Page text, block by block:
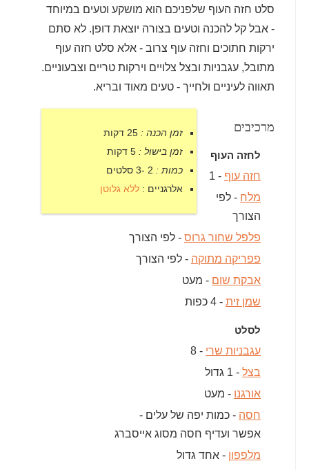
סלט חזה העוף שלפניכם הוא מושקע וטעים במיוחד
- אבל קל להכנה וטעים בצורה יוצאת דופן. לא סתם
ירקות חתוכים וחזה עוף צרוב - אלא סלט חזה עוף
מתובל, עגבניות ובצל צלויים וירקות טריים וצבעוניים.
תאווה לעיניים ולחייך - טעים מאוד ובריא.
זמן הכנה : 25 דקות
זמן בישול : 5 דקות
כמות : 2 -3 סלטים
אלרגניים : ללא גלוטן
מרכיבים
לחזה העוף
חזה עוף - 1
מלח - לפי
הצורך
פלפל שחור גרוס - לפי הצורך
פפריקה מתוקה - לפי הצורך
אבקת שום - מעט
שמן זית - 4 כפות
לסלט
עגבניות שרי - 8
בצל - 1 גדול
אורגנו - מעט
חסה - כמות יפה של עלים -
אפשר ועדיף חסה מסוג אייסברג
מלפפון - אחד גדול